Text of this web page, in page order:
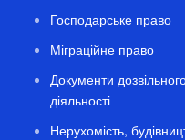
Господарське право
Міграційне право
Документи
діяльності
Нерухомість,